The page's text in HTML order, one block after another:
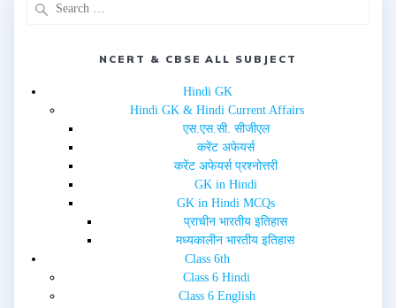
w
d
NCERT & CBSE ALL SUBJECT
Hindi GK
Hindi GK & Hindi Current Affairs
एस.एस.सी. सीजीएल
करेंट अफेयर्स
करेंट अफेयर्स प्रश्नोत्तरी
GK in Hindi
GK in Hindi MCQs
प्राचीन भारतीय इतिहास
मध्यकालीन भारतीय इतिहास
Class 6th
Class 6 Hindi
Class 6 English